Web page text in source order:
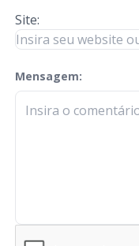
Site:
Mensagem:
check-terms